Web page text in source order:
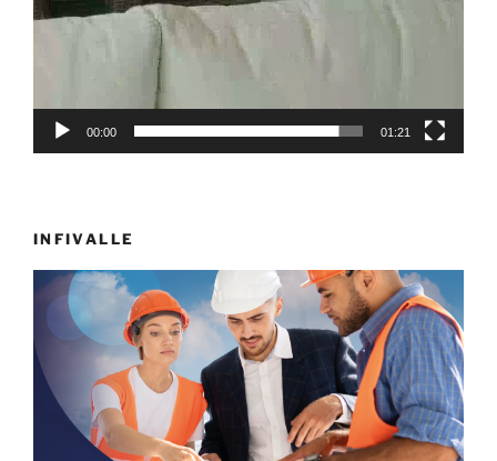
00:00 01:21
INFIVALLE